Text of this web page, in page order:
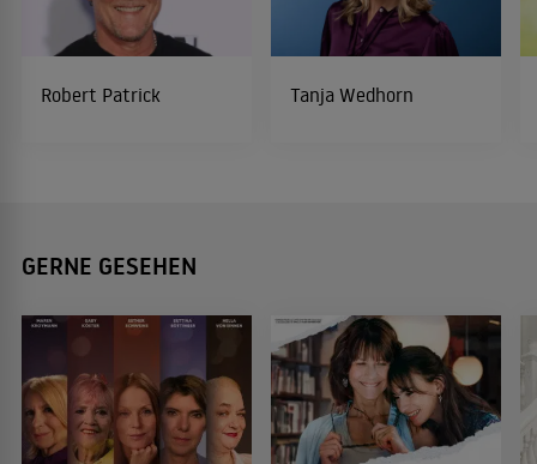
Robert Patrick Tanja Wedhorn
GERNE GESEHEN